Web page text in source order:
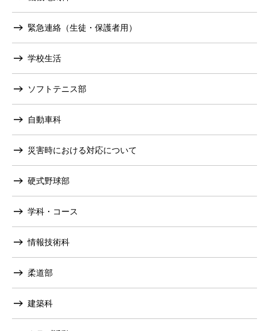
緊急連絡（生徒・保護者用）
学校生活
ソフトテニス部
自動車科
災害時における対応について
硬式野球部
学科・コース
情報技術科
柔道部
建築科